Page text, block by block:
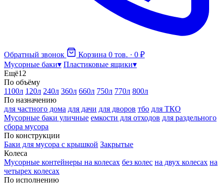
Обратный звонок Корзина 0 тов. · 0 ₽
Мусорные баки▾ Пластиковые ящики▾
Ещё12
По объёму
1100л 120л 240л 360л 660л 750л 770л 800л
По назначению
для частного дома для дачи для дворов тбо для ТКО
Мусорные баки уличные емкости для отходов для раздельного
сбора мусора
По конструкции
Баки для мусора с крышкой Закрытые
Колеса
Мусорные контейнеры на колесах без колес на двух колесах на
четырех колесах
По исполнению